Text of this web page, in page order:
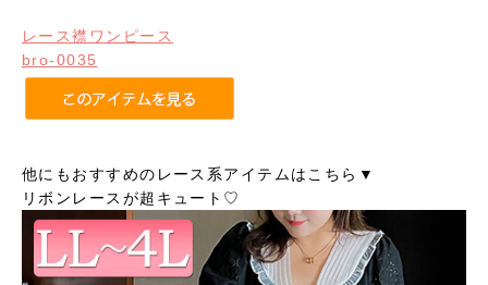
レース襟ワンピース
bro-0035
他にもおすすめのレース系アイテムはこちら▼
リボンレースが超キュート♡